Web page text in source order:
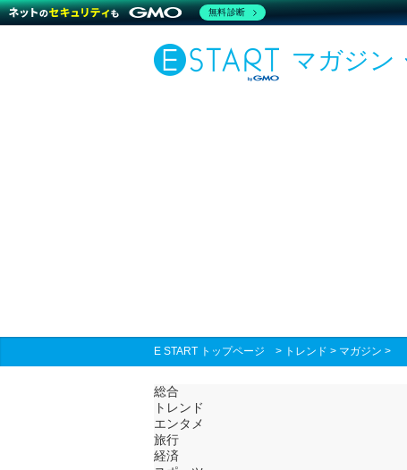
マガジン
E START トップページ > トレンド > マガジン >
総合
トレンド
エンタメ
旅行
経済
無料診断